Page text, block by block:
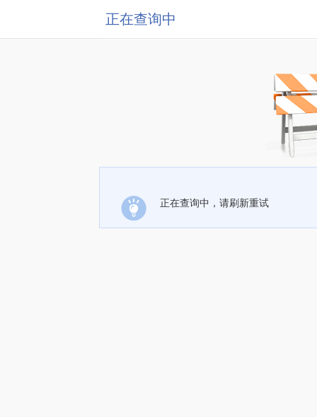
正在查询中
正在查询中，请刷新重试